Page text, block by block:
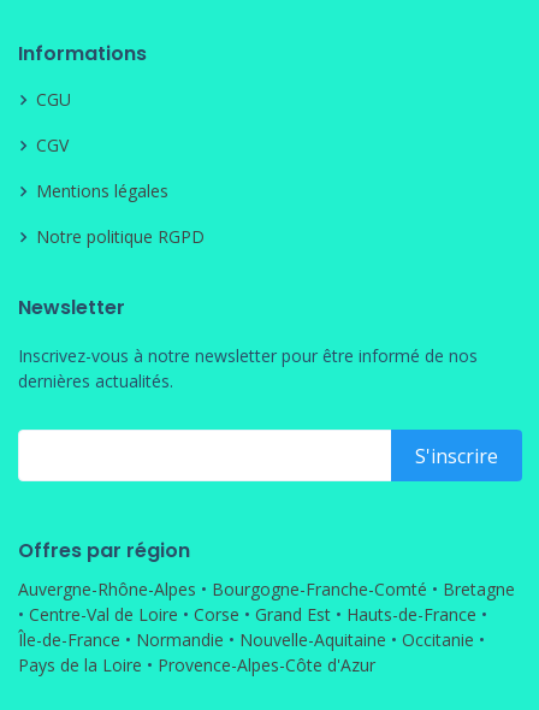
Informations
CGU
CGV
Mentions légales
Notre politique RGPD
Newsletter
Inscrivez-vous à notre newsletter pour être informé de nos
dernières actualités.
Offres par région
Auvergne-Rhône-Alpes • Bourgogne-Franche-Comté • Bretagne
• Centre-Val de Loire • Corse • Grand Est • Hauts-de-France •
Île-de-France • Normandie • Nouvelle-Aquitaine • Occitanie •
Pays de la Loire • Provence-Alpes-Côte d'Azur